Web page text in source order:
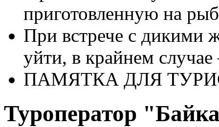
приготовленную на
При встрече с дикими
уйти, в крайнем
ПАМЯТКА ДЛЯ
Туроператор